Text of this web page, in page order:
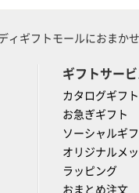
ィギフトモールにおまかせ
ギフトサービ
カタログギフト
お急ぎギフト
ソーシャルギ
オリジナルメ
ラッピング
おまとめ注文